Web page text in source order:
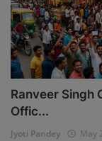
Ranveer Singh
Offic...
Jyoti Pandey May